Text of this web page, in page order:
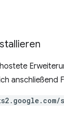
anschließend